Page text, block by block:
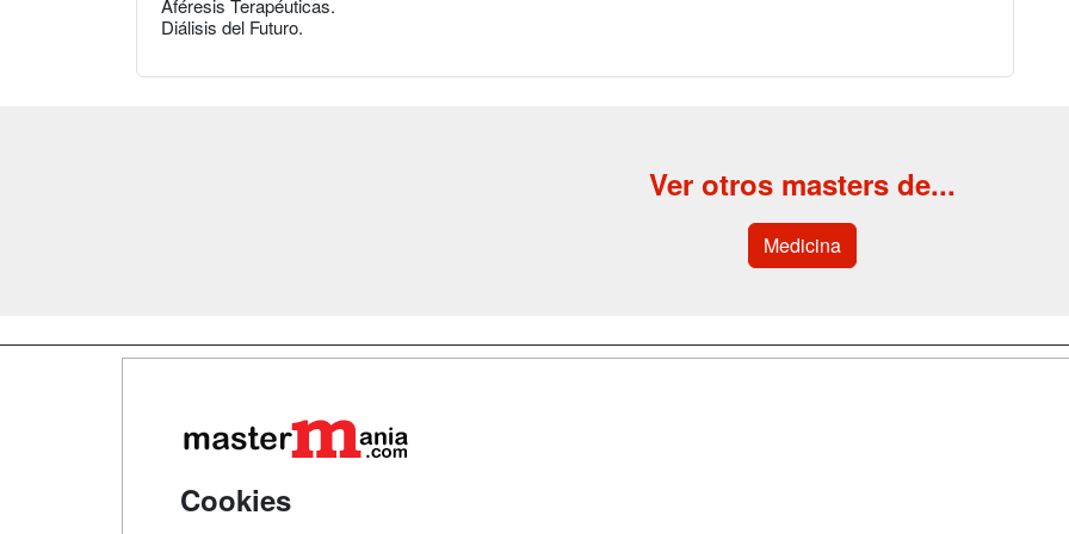
Aféresis Terapéuticas.
Diálisis del Futuro.
Ver otros masters de...
Medicina
Cookies